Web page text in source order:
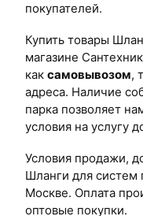
покупателей.
Купить товары
магазине
как самовывозом,
адреса. Наличие
парка позволяет
условия на услугу
Условия продажи,
Шланги для систем
Москве. Оплата
оптовые покупки.